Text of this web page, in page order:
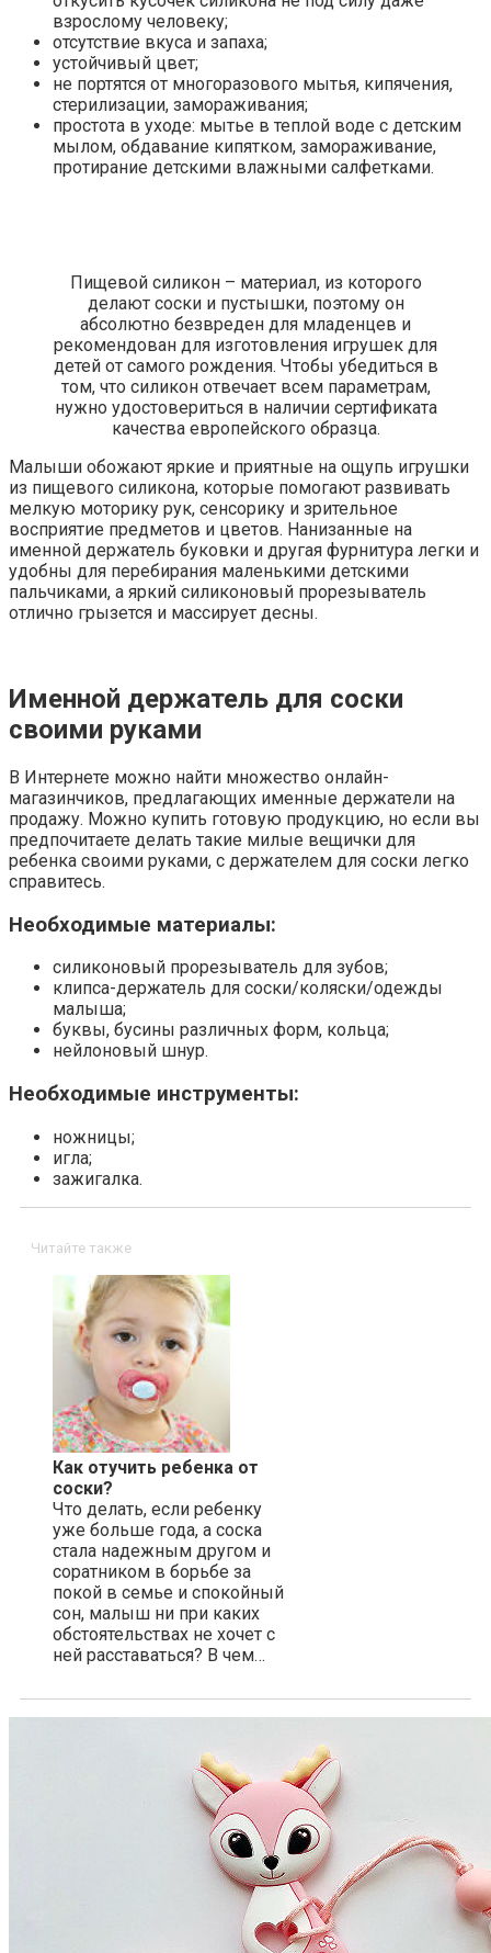
взрослому человеку;
отсутствие вкуса и запаха;
устойчивый цвет;
не портятся от многоразового мытья, кипячения,
стерилизации, замораживания;
простота в уходе: мытье в теплой воде с детским
мылом, обдавание кипятком, замораживание,
протирание детскими влажными салфетками.
Пищевой силикон – материал, из которого
делают соски и пустышки, поэтому он
абсолютно безвреден для младенцев и
рекомендован для изготовления игрушек для
детей от самого рождения. Чтобы убедиться в
том, что силикон отвечает всем параметрам,
нужно удостовериться в наличии сертификата
качества европейского образца.
Малыши обожают яркие и приятные на ощупь игрушки
из пищевого силикона, которые помогают развивать
мелкую моторику рук, сенсорику и зрительное
восприятие предметов и цветов. Нанизанные на
именной держатель буковки и другая фурнитура легки и
удобны для перебирания маленькими детскими
пальчиками, а яркий силиконовый прорезыватель
отлично грызется и массирует десны.
Именной держатель для соски
своими руками
В Интернете можно найти множество онлайн-
магазинчиков, предлагающих именные держатели на
продажу. Можно купить готовую продукцию, но если вы
предпочитаете делать такие милые вещички для
ребенка своими руками, с держателем для соски легко
справитесь.
Необходимые материалы:
силиконовый прорезыватель для зубов;
клипса-держатель для соски/коляски/одежды
малыша;
буквы, бусины различных форм, кольца;
нейлоновый шнур.
Необходимые инструменты:
ножницы;
игла;
зажигалка.
Читайте также
Как отучить ребенка от
соски?
Что делать, если ребенку
уже больше года, а соска
стала надежным другом и
соратником в борьбе за
покой в семье и спокойный
сон, малыш ни при каких
обстоятельствах не хочет с
ней расставаться? В чем…